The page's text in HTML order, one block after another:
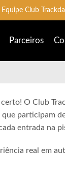
Club
Parceiros
O Club
participam
entrada na
real em